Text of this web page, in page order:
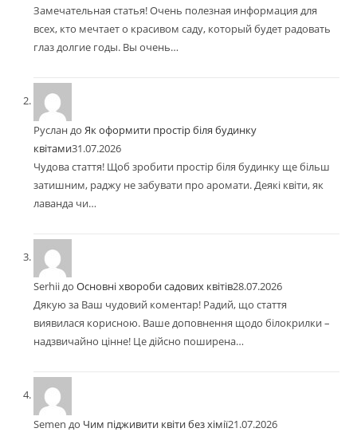
Замечательная статья! Очень полезная информация для
всех, кто мечтает о красивом саду, который будет радовать
глаз долгие годы. Вы очень…
Руслан доЯк оформити простір біля будинку
квітами31.07.2026
Чудова стаття! Щоб зробити простір біля будинку ще більш
затишним, раджу не забувати про аромати. Деякі квіти, як
лаванда чи…
SerhiiдоОсновні хвороби садових квітів28.07.2026
Дякую за Ваш чудовий коментар! Радий, що стаття
виявилася корисною. Ваше доповнення щодо білокрилки –
надзвичайно цінне! Це дійсно поширена…
Semen до Чим підживити квіти без хімії21.07.2026